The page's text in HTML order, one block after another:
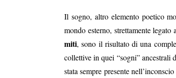
Il sogno, altro elemento poetico
mondo esterno, strettamente
miti, sono il risultato di una
collettive in quei “sogni”
stata sempre presente